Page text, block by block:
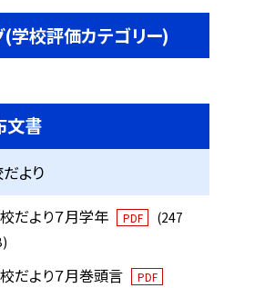
(学校評価カテゴリー)
文書
より
だより７月学年 PDF
(247
だより７月巻頭言 PDF